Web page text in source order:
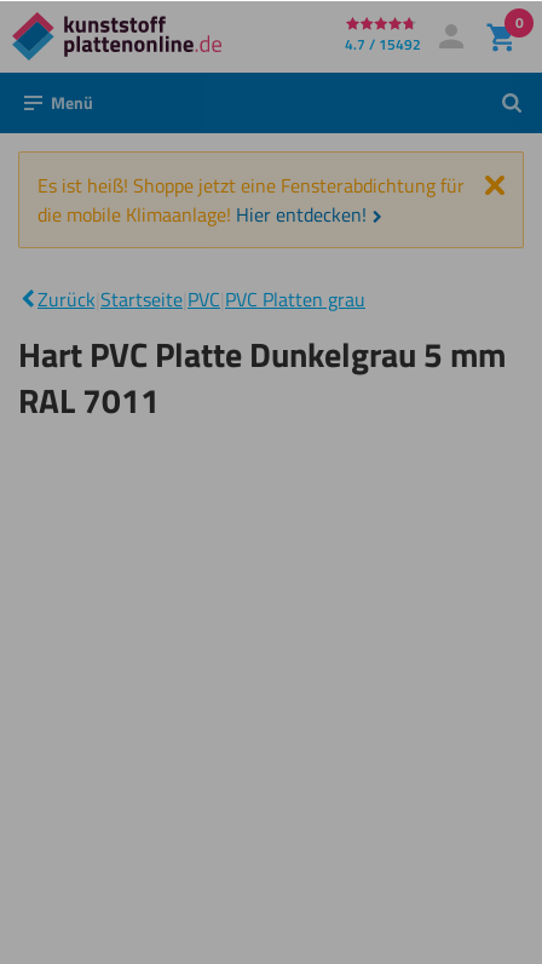
Direkt
zum
Inhalt
4.7 / 15492 Mein Konto
Anmelden
0
Menü
Es ist heiß! Shoppe jetzt eine Fensterabdichtung für
die mobile Klimaanlage! Hier entdecken!
Zurück Startseite PVC PVC Platten grau
Dunkelgrau
5 mm RAL
7011
Hart PVC Platte Dunkelgrau 5 mm
RAL 7011